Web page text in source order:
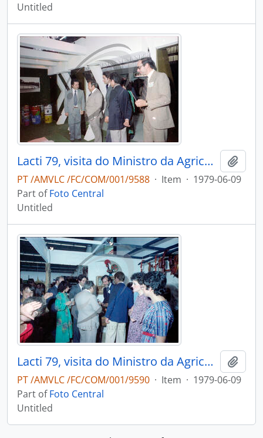
Untitled
Lacti 79, visita do Ministro da Agricultura e Pescas e do Governador Civil de Aveiro
PT /AMVLC /FC/COM/001/9588 · Item · 1979-06-09
Part ofFoto Central
Untitled
Lacti 79, visita do Ministro da Agricultura e Pescas e do Governador Civil de Aveiro
PT /AMVLC /FC/COM/001/9590 · Item · 1979-06-09
Part ofFoto Central
Untitled